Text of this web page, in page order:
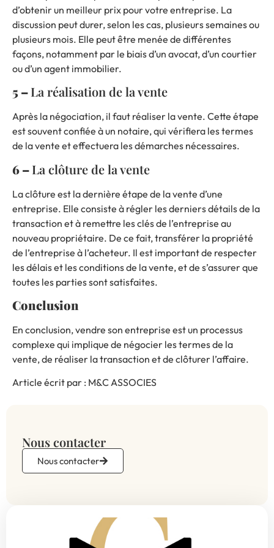
d’obtenir un meilleur prix pour votre entreprise. La
discussion peut durer, selon les cas, plusieurs semaines ou
plusieurs mois. Elle peut être menée de différentes
façons, notamment par le biaisd’un avocat, d’un courtier
ou d’un agent immobilier.
5 –La réalisation de la vente
Après la négociation, il faut réaliser la vente. Cette étape
est souvent confiée à un notaire, qui vérifiera les termes
de la vente et effectuera les démarches nécessaires.
6 –La clôture de la vente
La clôture est la dernière étape de la vente d’une
entreprise. Elle consiste à régler les derniers détails de la
transaction et à remettre les clés de l’entreprise au
nouveau propriétaire. De ce fait, transférer la propriété
de l’entreprise à l’acheteur. Il est important de respecter
les délais et les conditions de la vente, et de s’assurer que
toutes les parties sont satisfaites.
Conclusion
En conclusion, vendre son entreprise est un processus
complexe qui implique de négocier les termes de la
vente, de réaliser la transaction et de clôturer l’affaire.
Article écrit par : M&C ASSOCIES
Nous contacter
Nous contacter